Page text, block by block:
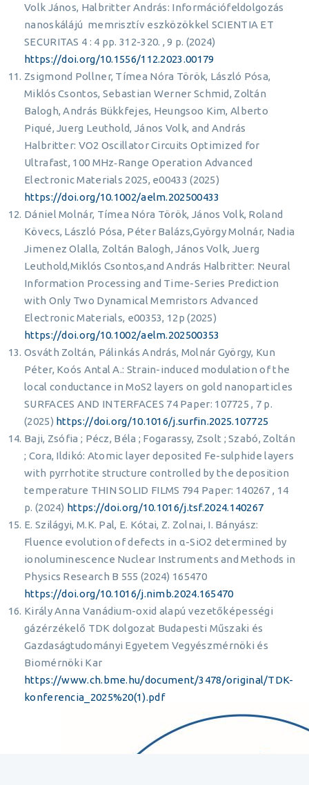
Volk János, Halbritter András: Információfeldolgozás
nanoskálájú memrisztív eszközökkel SCIENTIA ET
SECURITAS 4 : 4 pp. 312-320. , 9 p. (2024)
https://doi.org/10.1556/112.2023.00179
Zsigmond Pollner, Tímea Nóra Török, László Pósa,
Miklós Csontos, Sebastian Werner Schmid, Zoltán
Balogh, András Bükkfejes, Heungsoo Kim, Alberto
Piqué, Juerg Leuthold, János Volk, and András
Halbritter: VO2 Oscillator Circuits Optimized for
Ultrafast, 100 MHz‐Range Operation Advanced
Electronic Materials 2025, e00433 (2025)
https://doi.org/10.1002/aelm.202500433
Dániel Molnár, Tímea Nóra Török, János Volk, Roland
Kövecs, László Pósa, Péter Balázs,György Molnár, Nadia
Jimenez Olalla, Zoltán Balogh, János Volk, Juerg
Leuthold,Miklós Csontos,and András Halbritter: Neural
Information Processing and Time-Series Prediction
with Only Two Dynamical Memristors Advanced
Electronic Materials, e00353, 12p (2025)
https://doi.org/10.1002/aelm.202500353
Osváth Zoltán, Pálinkás András, Molnár György, Kun
Péter, Koós Antal A.: Strain-induced modulation of the
local conductance in MoS2 layers on gold nanoparticles
SURFACES AND INTERFACES 74 Paper: 107725 , 7 p.
(2025) https://doi.org/10.1016/j.surfin.2025.107725
Baji, Zsófia ; Pécz, Béla ; Fogarassy, Zsolt ; Szabó, Zoltán
; Cora, Ildikó: Atomic layer deposited Fe-sulphide layers
with pyrrhotite structure controlled by the deposition
temperature THIN SOLID FILMS 794 Paper: 140267 , 14
p. (2024) https://doi.org/10.1016/j.tsf.2024.140267
E. Szilágyi, M.K. Pal, E. Kótai, Z. Zolnai, I. Bányász:
Fluence evolution of defects in α-SiO2 determined by
ionoluminescence Nuclear Instruments and Methods in
Physics Research B 555 (2024) 165470
https://doi.org/10.1016/j.nimb.2024.165470
Király Anna Vanádium-oxid alapú vezetőképességi
gázérzékelő TDK dolgozat Budapesti Műszaki és
Gazdaságtudományi Egyetem Vegyészmérnöki és
Biomérnöki Kar
https://www.ch.bme.hu/document/3478/original/TDK-
konferencia_2025%20(1).pdf